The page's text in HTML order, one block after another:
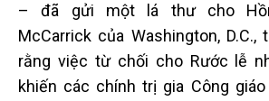
– đã gửi một lá thư cho
McCarrick của Washington,
rằng việc từ chối cho Rước lễ
khiến các chính trị gia Công